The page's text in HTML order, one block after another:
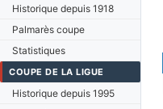
Historique depuis 1918
Palmarès coupe
Statistiques
COUPE DE LA LIGUE
Historique depuis 1995